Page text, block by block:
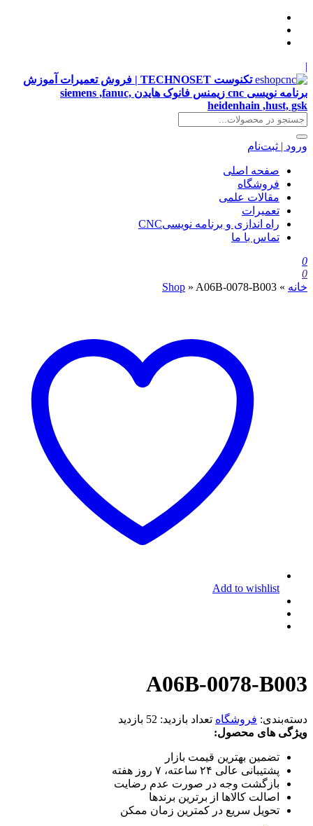
|
تکنوست TECHNOSET | فروش تعمیرات آموزش
برنامه نویسی cnc زیمنس فانوک هایدن siemens ,fanuc,
heidenhain ,hust, gsk
ورود | ثبت‌نام
صفحه اصلی
فروشگاه
مقالات علمی
تعمیرات
راه اندازی و برنامه نویسیCNC
تماس با ما
0
0
خانه »
Shop » A06B-0078-B003
Add to wishlist
A06B-0078-B003
دسته‌بندی: فروشگاه تعداد بازدید: 52 بازدید
ویژگی های محصول:
تضمین بهترین قیمت بازار
پشتیبانی عالی ۲۴ ساعته، ۷ روز هفته
بازگشت وجه در صورت عدم رضایت
اصالت کالاها از برترین برندها
تحویل سریع در کمترین زمان ممکن